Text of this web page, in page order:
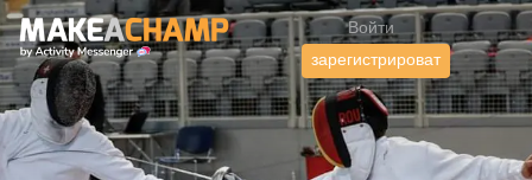
Войти
зарегистрироват